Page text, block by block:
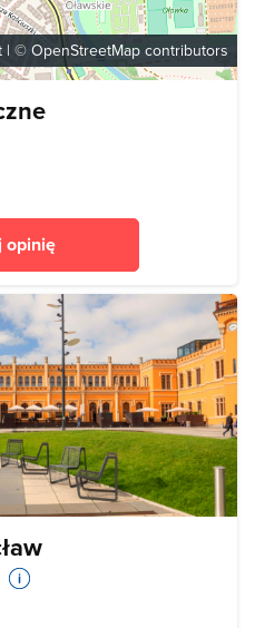
| © OpenStreetMap contributors
opinię